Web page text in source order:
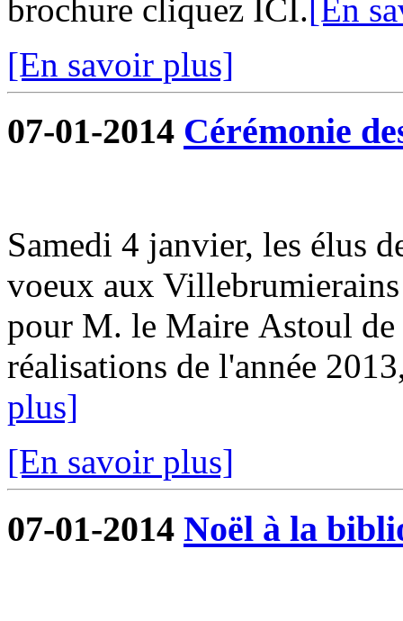
brochure cliquez ICI. [En
[En savoir plus]
07-01-2014 Cérémonie
Samedi 4 janvier, les élus
voeux aux
pour M. le Maire Astoul
réalisations de l'année
plus]
[En savoir plus]
07-01-2014 Noël à la